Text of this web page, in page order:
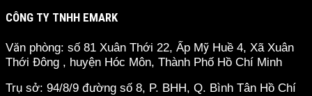
CÔNG TY TNHH EMARK
Văn phòng: số 81 Xuân Thới 22, Ấp Mỹ Huề 4, Xã Xuân
Thới Đông , huyện Hóc Môn, Thành Phố Hồ Chí Minh
Trụ sở: 94/8/9 đường số 8, P. BHH, Q. Bình Tân Hồ Chí